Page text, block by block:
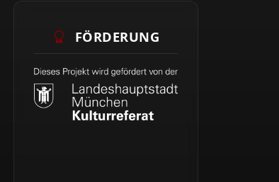
FÖRDERUNG